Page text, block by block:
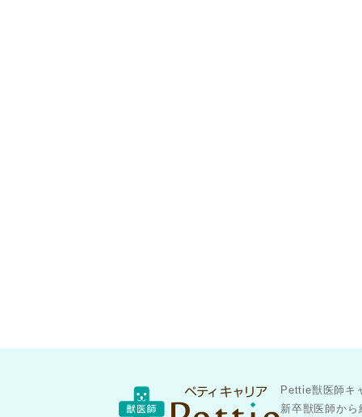
Pettie獣医師キ
新卒獣医師から